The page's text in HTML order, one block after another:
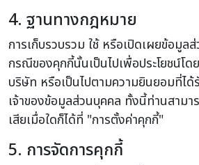
4. ฐานทางกฎหมาย
การเก็บรวบรวม ใช้ หรือเปิดเผยข้อมูล
กรณีของคุกกี้นั้นเป็นไปเพื่อประโยชน์โ
บริษัท หรือเป็นไปตามความยินยอมที่ได้
เจ้าของข้อมูลส่วนบุคคล ทั้งนี้ท่านสาม
เสียเมื่อใดก็ได้ที่ "การตั้งค่าคุกกี้"
5. การจัดการคุกกี้